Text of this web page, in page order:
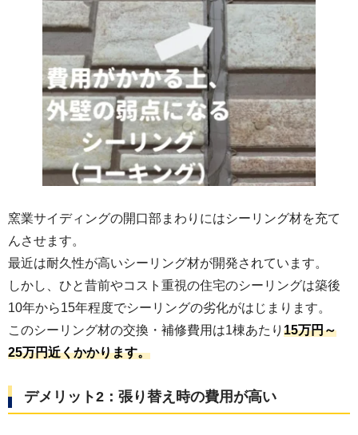
窯業サイディングの開口部まわりにはシーリング材を充て
んさせます。
最近は耐久性が高いシーリング材が開発されています。
しかし、ひと昔前やコスト重視の住宅のシーリングは築後
10年から15年程度でシーリングの劣化がはじまります。
このシーリング材の交換・補修費用は1棟あたり 15万円～
25万円近くかかります。
デメリット2：張り替え時の費用が高い